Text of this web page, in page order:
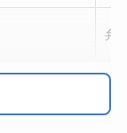
弁